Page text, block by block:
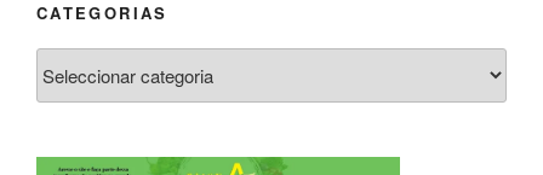
CATEGORIAS